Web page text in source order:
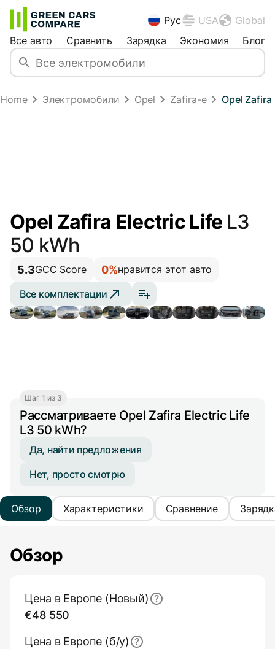
Рус USA
Global
Все авто
Сравнить Зарядка Экономия Блог
Home Электромобили Opel Zafira-e Opel
Opel Zafira Electric Life L3
50 kWh
5.3GCC Score 0%нравится этот авто
Все комплектации
Шаг 1 из 3
Рассматриваете Opel Zafira Electric Life
L3 50 kWh?
Да, найти предложения
Нет, просто смотрю
Обзор Характеристики Сравнение
Обзор
Цена в Европе (Новый)
€48 550
Цена в Европе (б/y)